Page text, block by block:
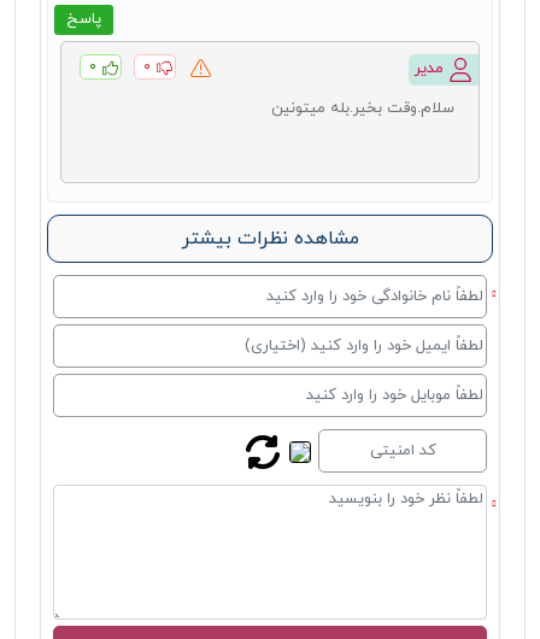
پاسخ
مدیر ۰ ۰
سلام.وقت بخیر.بله میتونین
مشاهده نظرات بیشتر